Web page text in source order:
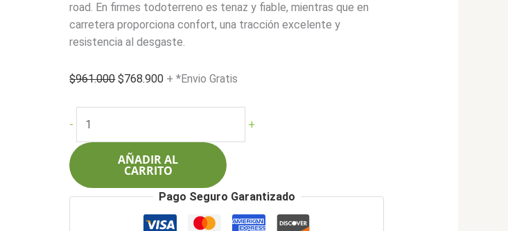
road. En firmes todoterreno es tenaz y fiable, mientras que en
carretera proporciona confort, una tracción excelente y
resistencia al desgaste.
$961.000El
$768.900El
$768.900.
+ *Envio Gratis
-
215/60R17
100HXL
Scorpion
ATR
+
AÑADIR AL
CARRITO
Pago Seguro Garantizado